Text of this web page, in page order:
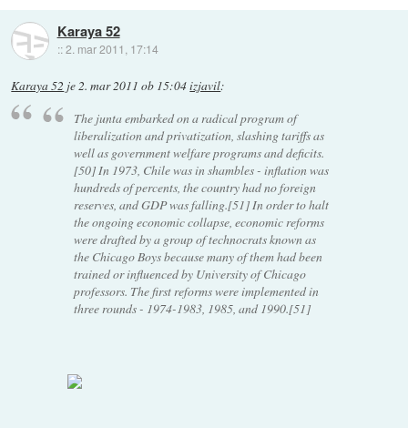
Karaya 52
::2. mar 2011, 17:14
Karaya 52 je2. mar 2011 ob 15:04izjavil:
The junta embarked on a radical program of
liberalization and privatization, slashing tariffs as
well as government welfare programs and deficits.
[50] In 1973, Chile was in shambles - inflation was
hundreds of percents, the country had no foreign
reserves, and GDP was falling.[51] In order to halt
the ongoing economic collapse, economic reforms
were drafted by a group of technocrats known as
the Chicago Boys because many of them had been
trained or influenced by University of Chicago
professors. The first reforms were implemented in
three rounds - 1974-1983, 1985, and 1990.[51]